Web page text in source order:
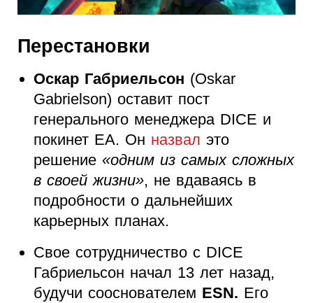
Перестановки
Оскар Габриельсон (Oskar
Gabrielson) оставит пост
генерального менеджера DICE и
покинет EA. Он назвал это
решение «одним из самых сложных
в своей жизни», не вдаваясь в
подробности о дальнейших
карьерных планах.
Свое сотрудничество с DICE
Габриельсон начал 13 лет назад,
будучи сооснователем ESN. Его